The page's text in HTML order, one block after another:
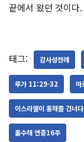
끝에서 왔던 것이다
태그: 감사성찬례
루가 11:29-32 마
이스라엘이 홍해를 건너다
홀수해 연중16주